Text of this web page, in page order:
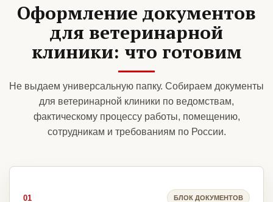
Оформление документов
для ветеринарной
клиники: что готовим
Не выдаем универсальную папку. Собираем документы
для ветеринарной клиники по ведомствам,
фактическому процессу работы, помещению,
сотрудникам и требованиям по России.
01 БЛОК ДОКУМЕНТОВ